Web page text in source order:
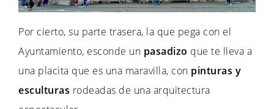
Por cierto, su parte trasera, la que pega con el
Ayuntamiento, esconde un pasadizo que te lleva a
una placita que es una maravilla, con pinturas y
esculturas rodeadas de una arquitectura